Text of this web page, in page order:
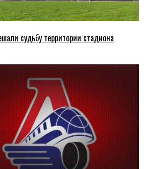
судьбу территории стадиона